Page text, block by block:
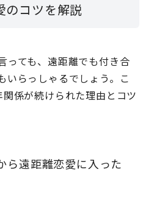
のコツを解説
っても、遠距離でも付き合
いらっしゃるでしょう。こ
係が続けられた理由とコツ
ら遠距離恋愛に入った